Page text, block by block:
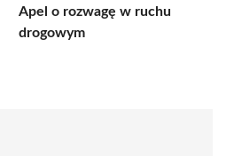
Apel o rozwagę w ruchu
drogowym